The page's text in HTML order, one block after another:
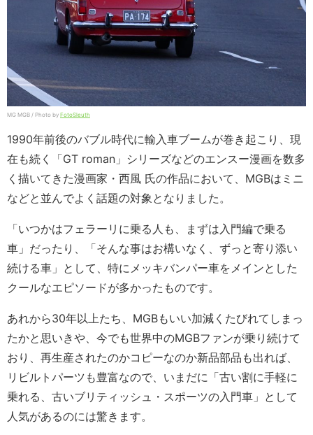
MG MGB / Photo by FotoSleuth
1990年前後のバブル時代に輸入車ブームが巻き起こり、現
在も続く「GT roman」シリーズなどのエンスー漫画を数多
く描いてきた漫画家・西風 氏の作品において、MGBはミニ
などと並んでよく話題の対象となりました。
「いつかはフェラーリに乗る人も、まずは入門編で乗る
車」だったり、「そんな事はお構いなく、ずっと寄り添い
続ける車」として、特にメッキバンパー車をメインとした
クールなエピソードが多かったものです。
あれから30年以上たち、MGBもいい加減くたびれてしまっ
たかと思いきや、今でも世界中のMGBファンが乗り続けて
おり、再生産されたのかコピーなのか新品部品も出れば、
リビルトパーツも豊富なので、いまだに「古い割に手軽に
乗れる、古いブリティッシュ・スポーツの入門車」として
人気があるのには驚きます。